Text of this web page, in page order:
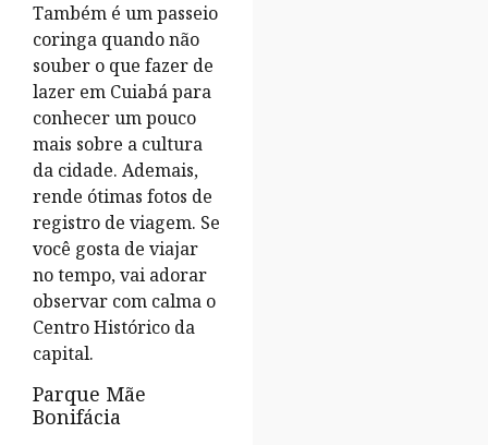
Também é um passeio
coringa quando não
souber o que fazer de
lazer em Cuiabá para
conhecer um pouco
mais sobre a cultura
da cidade. Ademais,
rende ótimas fotos de
registro de viagem. Se
você gosta de viajar
no tempo, vai adorar
observar com calma o
Centro Histórico da
capital.
Parque Mãe
Bonifácia